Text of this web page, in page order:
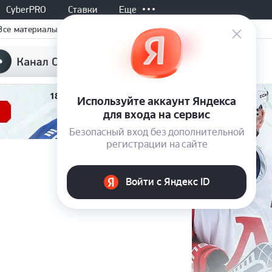
CyberPRO Ставки Еще
материалы